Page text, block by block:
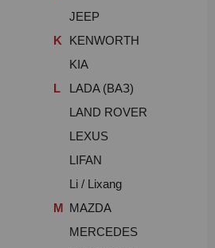
JEEP
K
KENWORTH
KIA
L
LADA (ВАЗ)
LAND ROVER
LEXUS
LIFAN
Li / Lixang
M MAZDA
MERCEDES